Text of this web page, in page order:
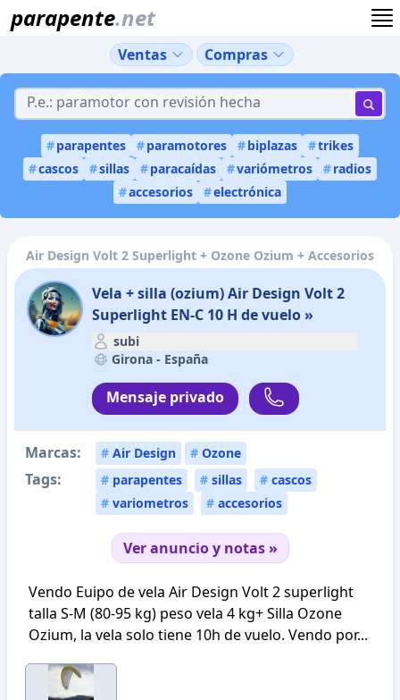
parapente.net
Ventas Compras
#parapentes #paramotores #biplazas #trikes
#cascos #sillas #paracaídas #variómetros #radios
#accesorios #electrónica
Air Design Volt 2 Superlight + Ozone Ozium + Accesorios
Vela + silla (ozium) Air Design Volt 2
Superlight EN-C 10 H de vuelo »
subi
Girona - España
Mensaje privado
Marcas: # Air Design # Ozone
Tags: # parapentes # sillas # cascos
# variometros # accesorios
Ver anuncio y notas »
Vendo Euipo de vela Air Design Volt 2 superlight
talla S-M (80-95 kg) peso vela 4 kg+ Silla Ozone
Ozium, la vela solo tiene 10h de vuelo. Vendo por...